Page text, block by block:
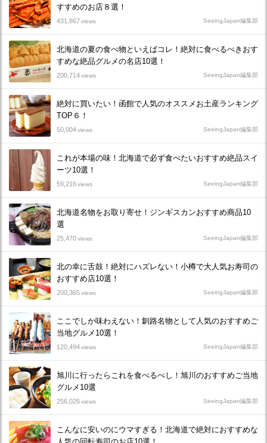
すすめのお店８選！
431,867views SeeingJapan編集部
北海道の夏の食べ物といえばコレ！絶対に食べるべきおす
すめな絶品グルメの名店10選！
200,714views SeeingJapan編集部
絶対に買いたい！函館で人気のオススメお土産ランキング
TOP６！
50,004views SeeingJapan編集部
これが本場の味！北海道で必ず食べたいおすすめ絶品スイ
ーツ10選！
59,216views SeeingJapan編集部
北海道名物をお取り寄せ！ジンギスカンおすすめ商品10
選
25,470views SeeingJapan編集部
北の幸に舌鼓！絶対にハズレない！小樽で大人気お寿司の
おすすめ店10選！
200,365views SeeingJapan編集部
ここでしか味わえない！釧路名物として人気のおすすめご
当地グルメ10選！
120,494views SeeingJapan編集部
旭川に行ったらこれを食べるべし！旭川のおすすめご当地
グルメ10選
256,026views SeeingJapan編集部
こんなに安いのにウマすぎる！北海道で絶対におすすめな